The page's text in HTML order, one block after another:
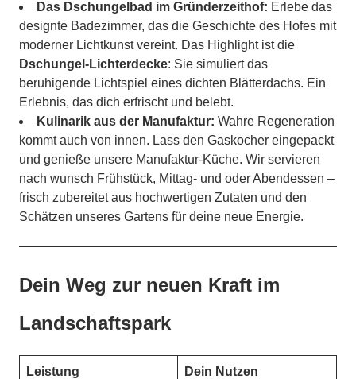
Das Dschungelbad im Gründerzeithof: Erlebe das
designte Badezimmer, das die Geschichte des Hofes mit
moderner Lichtkunst vereint. Das Highlight ist die
Dschungel-Lichterdecke: Sie simuliert das
beruhigende Lichtspiel eines dichten Blätterdachs. Ein
Erlebnis, das dich erfrischt und belebt.
Kulinarik aus der Manufaktur: Wahre Regeneration
kommt auch von innen. Lass den Gaskocher eingepackt
und genieße unsere Manufaktur-Küche. Wir servieren
nach wunsch Frühstück, Mittag- und oder Abendessen –
frisch zubereitet aus hochwertigen Zutaten und den
Schätzen unseres Gartens für deine neue Energie.
Dein Weg zur neuen Kraft im
Landschaftspark
Leistung Dein Nutzen